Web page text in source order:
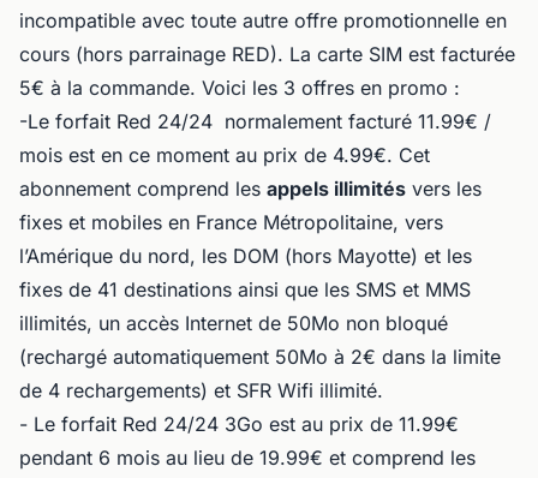
incompatible avec toute autre offre promotionnelle en
cours (hors parrainage RED). La carte SIM est facturée
5€ à la commande. Voici les 3 offres en promo :
-Le forfait Red 24/24 normalement facturé 11.99€ /
mois est en ce moment au prix de 4.99€. Cet
abonnement comprend les appels illimités vers les
fixes et mobiles en France Métropolitaine, vers
l’Amérique du nord, les DOM (hors Mayotte) et les
fixes de 41 destinations ainsi que les SMS et MMS
illimités, un accès Internet de 50Mo non bloqué
(rechargé automatiquement 50Mo à 2€ dans la limite
de 4 rechargements) et SFR Wifi illimité.
- Le forfait Red 24/24 3Go est au prix de 11.99€
pendant 6 mois au lieu de 19.99€ et comprend les